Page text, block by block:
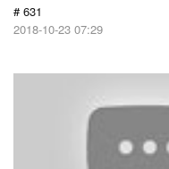
# 631
2018-10-23 07:29